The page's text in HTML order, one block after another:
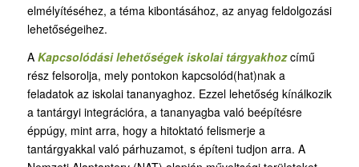
elmélyítéséhez, a téma kibontásához, az anyag feldolgozási
lehetőségeihez.
A Kapcsolódási lehetőségek iskolai tárgyakhoz című
rész felsorolja, mely pontokon kapcsolód(hat)nak a
feladatok az iskolai tananyaghoz. Ezzel lehetőség kínálkozik
a tantárgyi integrációra, a tananyagba való beépítésre
éppúgy, mint arra, hogy a hitoktató felismerje a
tantárgyakkal való párhuzamot, s építeni tudjon arra. A